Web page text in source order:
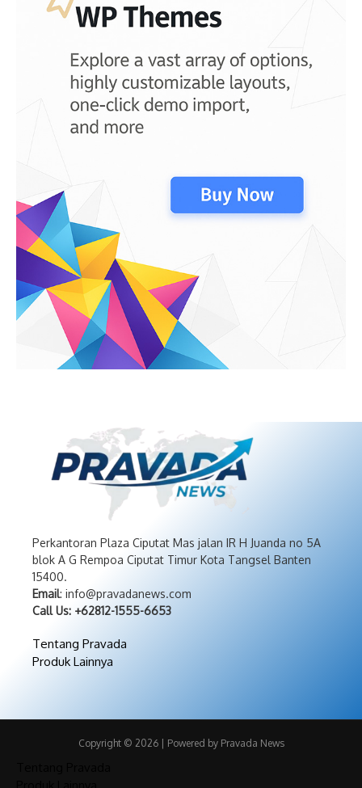
Perkantoran Plaza Ciputat Mas jalan IR H Juanda no 5A
blok A G Rempoa Ciputat Timur Kota Tangsel Banten
15400.
Email: info@pravadanews.com
Call Us: +62812-1555-6653
Tentang Pravada
Produk Lainnya
Copyright © 2026 | Powered by Pravada News